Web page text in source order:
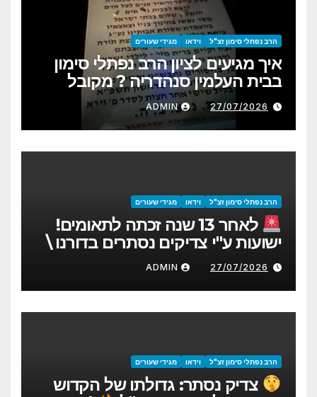
הרב נפתלי סימון זצ"ל וידאו מגידי שעורים
איך מגיעים לציון הרב נפתלי סימון
בבית העלמין סנהדריה ? מקובל
תמני משרידי דור דעה
27/07/2026
ADMIN
הרב נפתלי סימון זצ"ל וידאו מגידי שעורים
לאחר 13 שנה זכתה לתאומים!
ישועות ע"י צדיקים נסתרים בדורנו \
הרה"צ נפתלי סימון זצ"ל
27/07/2026
ADMIN
הרב נפתלי סימון זצ"ל וידאו מגידי שעורים
צדיק נסתר: גדולתו של הקדוש